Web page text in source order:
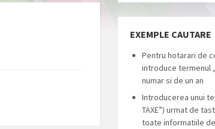
EXEMPLE CAUTARE
Pentru hotarari de
introduce termenul
numar si de un an
Introducerea unui
TAXE”) urmat de
toate informatiile